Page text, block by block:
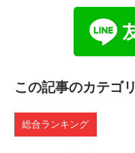
この記事のカテゴリ
総合ランキング